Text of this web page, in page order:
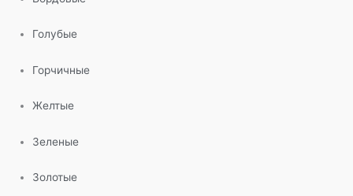
Голубые
Горчичные
Желтые
Зеленые
Золотые